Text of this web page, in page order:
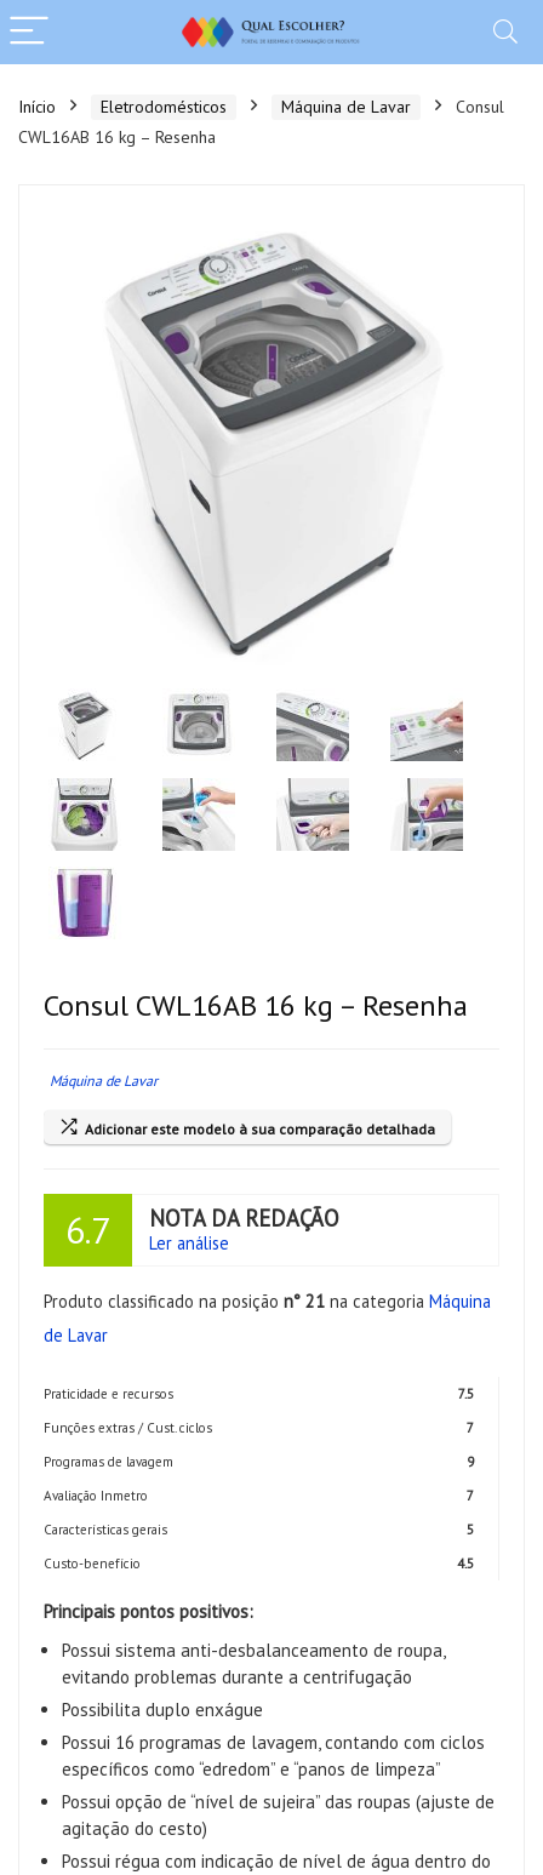
Início Eletrodomésticos Máquina de Lavar
Consul
CWL16AB 16 kg – Resenha
Consul CWL16AB 16 kg – Resenha
Máquina de Lavar
Adicionar este modelo à sua comparação detalhada
6.7 NOTA DA REDAÇÃO
Ler análise
Produto classificado na posição n° 21 na categoria Máquina
de Lavar
Praticidade e recursos
7.5
Funções extras / Cust. ciclos
7
Programas de lavagem
9
Avaliação Inmetro
7
Características gerais
5
Custo-benefício
4.5
Principais pontos positivos:
Possui sistema anti-desbalanceamento de roupa,
evitando problemas durante a centrifugação
Possibilita duplo enxágue
Possui 16 programas de lavagem, contando com ciclos
específicos como “edredom” e “panos de limpeza”
Possui opção de “nível de sujeira” das roupas (ajuste de
agitação do cesto)
Possui régua com indicação de nível de água dentro do